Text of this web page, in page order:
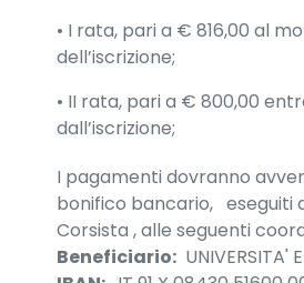
• I rata, pari a € 816,00 al
dell’iscrizione;
• II rata, pari a € 800,00
dall’iscrizione;
I pagamenti dovranno
bonifico bancario, eseguiti
Corsista , alle seguenti
Beneficiario: UNIVERSITA'